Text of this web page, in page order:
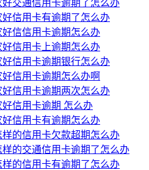
交通信用卡逾期了怎么办
信用卡有逾期了怎么办
信信用卡逾期怎么办
信用卡上逾期怎么办
信用卡逾期银行怎么办
信用卡逾期怎么办啊
信用卡逾期两次怎么办
信用卡逾期 怎么办
信用卡有逾期怎么办
的信用卡欠款超期怎么办
的交通信用卡逾期了怎么办
的信用卡有逾期了怎么办